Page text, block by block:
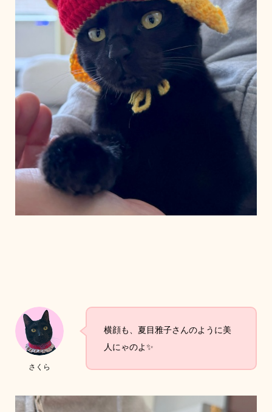
さくら
横顔も、夏目雅子さんのように美
人にゃのよ✨